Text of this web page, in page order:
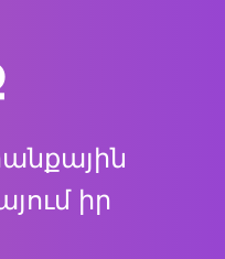
Թարգմանիչ
իր